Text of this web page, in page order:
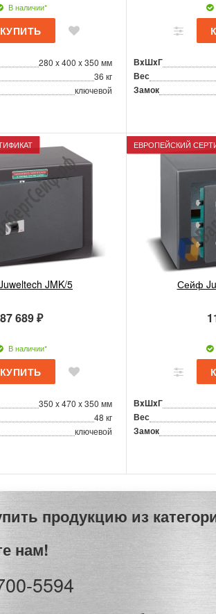
В наличии*
280 x 400 x 350 мм
36 кг
ключевой
ВxШxГ
Вес
Замок
JMK/5
87 689 ₽
В наличии*
350 x 470 x 350 мм
48 кг
ключевой
ЕВРОПЕЙСКИЙ
Сейф
ВxШxГ
Вес
Замок
нам!
5594